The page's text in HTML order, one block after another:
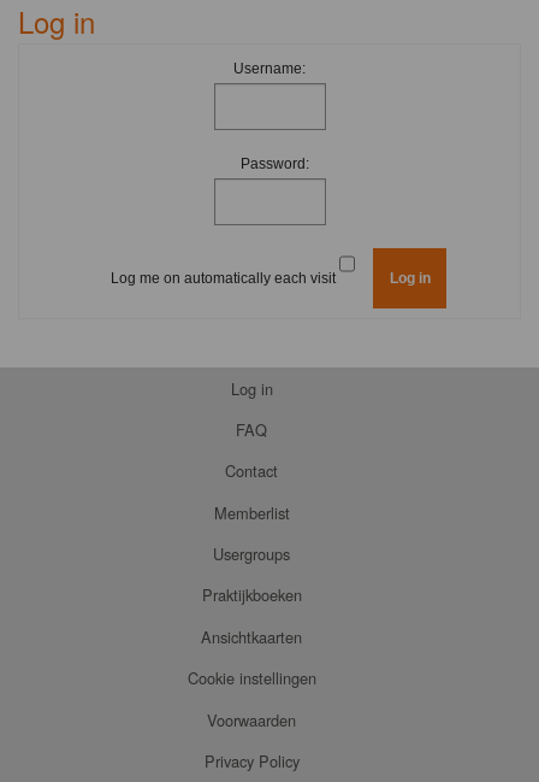
Log in
Username:
Password:
Log me on automatically each visit
Log in
FAQ
Contact
Memberlist
Usergroups
Praktijkboeken
Ansichtkaarten
Cookie instellingen
Voorwaarden
Privacy Policy